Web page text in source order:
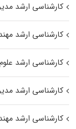
کارشناسی ارشد
کارشناسی ارشد
کارشناسی ارشد
کارشناسی ارشد
کارشناسی ارشد